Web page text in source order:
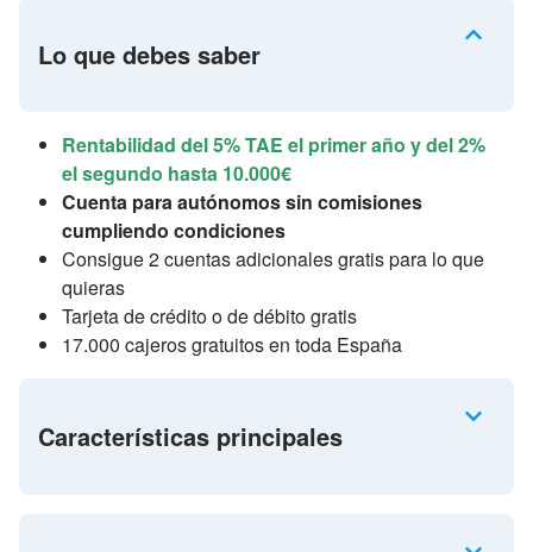
Lo que debes saber
Rentabilidad del 5% TAE el primer año y del 2%
el segundo hasta 10.000€
Cuenta para autónomos sin comisiones
cumpliendo condiciones
Consigue 2 cuentas adicionales gratis para lo que
quieras
Tarjeta de crédito o de débito gratis
17.000 cajeros gratuitos en toda España
Características principales